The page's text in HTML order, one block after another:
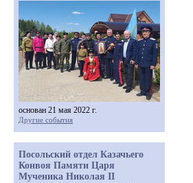
основан 21 мая 2022 г.
Другие события
Посольский отдел Казачьего
Конвоя Памяти Царя
Мученика Николая II